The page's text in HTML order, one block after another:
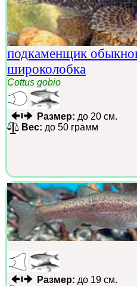
подкаменщик
широколобка
Cottus gobio
Размер: до 20 см.
Вес: до 50 грамм
Размер: до 19 см.